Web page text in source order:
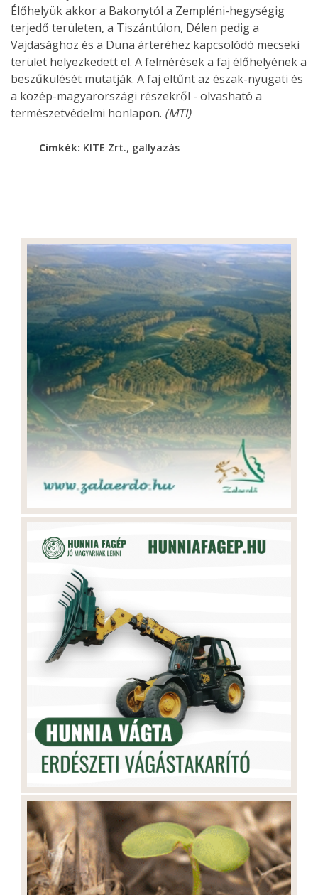
Élőhelyük akkor a Bakonytól a Zempléni-hegységig
terjedő területen, a Tiszántúlon, Délen pedig a
Vajdasághoz és a Duna árteréhez kapcsolódó mecseki
terület helyezkedett el. A felmérések a faj élőhelyének a
beszűkülését mutatják. A faj eltűnt az észak-nyugati és
a közép-magyarországi részekről - olvasható a
természetvédelmi honlapon. (MTI)
Cimkék: KITE Zrt., gallyazás